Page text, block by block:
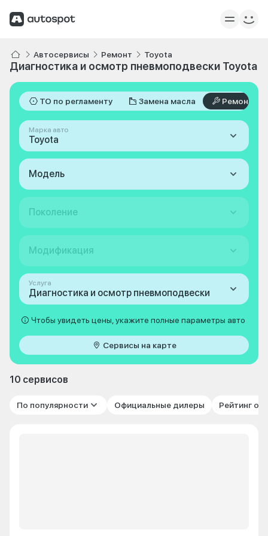
Автосервисы Ремонт Toyota
Диагностика и осмотр пневмоподвески Toyota
ТО по регламенту Замена масла Ремонт
Марка авто
Toyota
Модель
Поколение
Модификация
Услуга
Диагностика и осмотр пневмоподвески
Чтобы увидеть цены, укажите полные параметры авто
Сервисы на карте
10 сервисов
По популярности Официальные дилеры Рейтинг